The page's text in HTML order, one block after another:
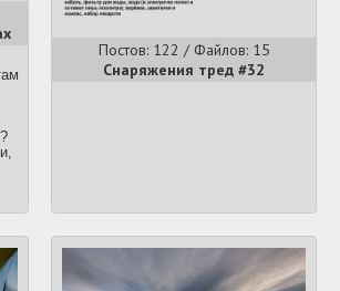
Постов: 122 / Файлов: 15
Снаряжения тред #32